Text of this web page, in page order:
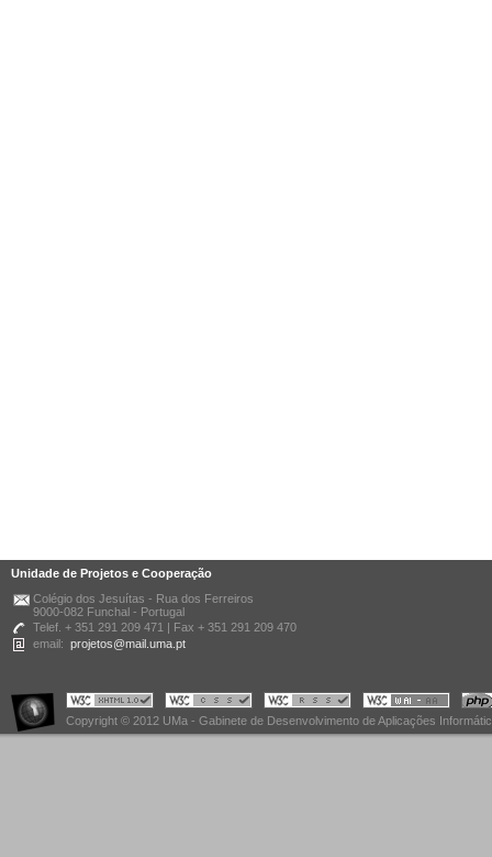
Unidade de Projetos e Cooperação
Colégio dos Jesuítas - Rua dos Ferreiros
9000-082 Funchal - Portugal
Telef. + 351 291 209 471 | Fax + 351 291 209 470
email: projetos@mail.uma.pt
Copyright © 2012 UMa - Gabinete de Desenvolvimento de Aplicações